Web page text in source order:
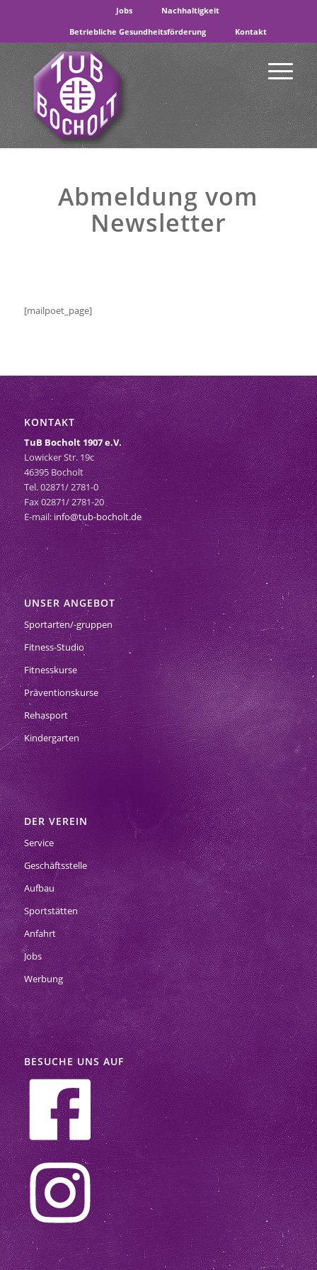
Jobs
Nachhaltigkeit
Betriebliche Gesundheitsförderung
Kontakt
Abmeldung vom
Newsletter
[mailpoet_page]
KONTAKT
TuB Bocholt 1907 e.V.
Lowicker Str. 19c
46395 Bocholt
Tel. 02871/ 2781-0
Fax 02871/ 2781-20
E-mail:info@tub-bocholt.de
UNSER ANGEBOT
Sportarten/-gruppen
Fitness-Studio
Fitnesskurse
Präventionskurse
Rehasport
Kindergarten
DER VEREIN
Service
Geschäftsstelle
Aufbau
Sportstätten
Anfahrt
Jobs
Werbung
BESUCHE UNS AUF